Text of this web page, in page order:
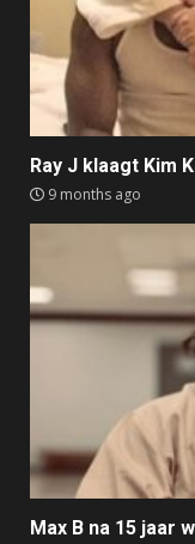
Ray J klaagt Kim
9 months ago
Max B na 15 jaar